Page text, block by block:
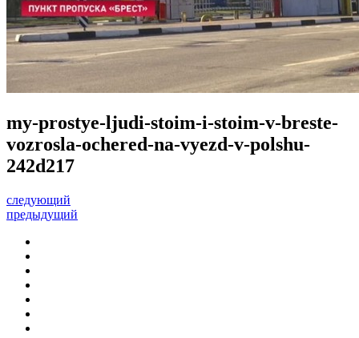
my-prostye-ljudi-stoim-i-stoim-v-breste-
vozrosla-ochered-na-vyezd-v-polshu-
242d217
следующий
предыдущий